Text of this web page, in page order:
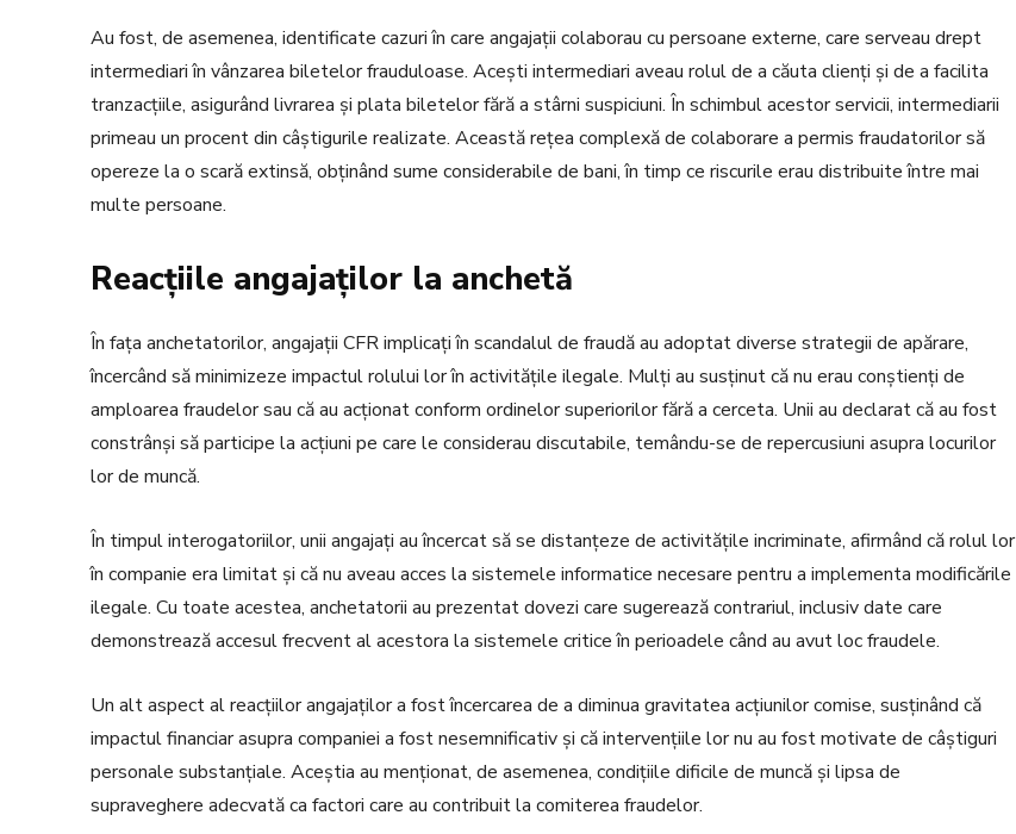
Au fost, de asemenea, identificate cazuri în care angajații colaborau cu persoane externe, care serveau drept
intermediari în vânzarea biletelor frauduloase. Acești intermediari aveau rolul de a căuta clienți și de a facilita
tranzacțiile, asigurând livrarea și plata biletelor fără a stârni suspiciuni. În schimbul acestor servicii, intermediarii
primeau un procent din câștigurile realizate. Această rețea complexă de colaborare a permis fraudatorilor să
opereze la o scară extinsă, obținând sume considerabile de bani, în timp ce riscurile erau distribuite între mai
multe persoane.
Reacțiile angajaților la anchetă
În fața anchetatorilor, angajații CFR implicați în scandalul de fraudă au adoptat diverse strategii de apărare,
încercând să minimizeze impactul rolului lor în activitățile ilegale. Mulți au susținut că nu erau conștienți de
amploarea fraudelor sau că au acționat conform ordinelor superiorilor fără a cerceta. Unii au declarat că au fost
constrânși să participe la acțiuni pe care le considerau discutabile, temându-se de repercusiuni asupra locurilor
lor de muncă.
În timpul interogatoriilor, unii angajați au încercat să se distanțeze de activitățile incriminate, afirmând că rolul lor
în companie era limitat și că nu aveau acces la sistemele informatice necesare pentru a implementa modificările
ilegale. Cu toate acestea, anchetatorii au prezentat dovezi care sugerează contrariul, inclusiv date care
demonstrează accesul frecvent al acestora la sistemele critice în perioadele când au avut loc fraudele.
Un alt aspect al reacțiilor angajaților a fost încercarea de a diminua gravitatea acțiunilor comise, susținând că
impactul financiar asupra companiei a fost nesemnificativ și că intervențiile lor nu au fost motivate de câștiguri
personale substanțiale. Aceștia au menționat, de asemenea, condițiile dificile de muncă și lipsa de
supraveghere adecvată ca factori care au contribuit la comiterea fraudelor.